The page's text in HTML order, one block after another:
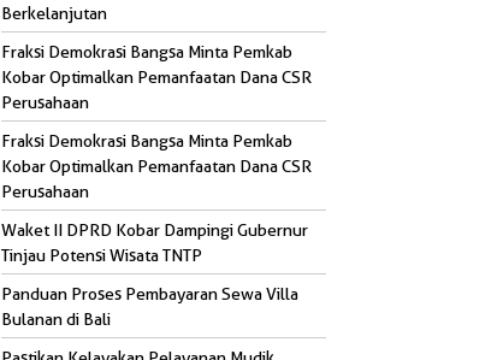
Berkelanjutan
Fraksi Demokrasi Bangsa Minta Pemkab
Kobar Optimalkan Pemanfaatan Dana CSR
Perusahaan
Fraksi Demokrasi Bangsa Minta Pemkab
Kobar Optimalkan Pemanfaatan Dana CSR
Perusahaan
Waket II DPRD Kobar Dampingi Gubernur
Tinjau Potensi Wisata TNTP
Panduan Proses Pembayaran Sewa Villa
Bulanan di Bali